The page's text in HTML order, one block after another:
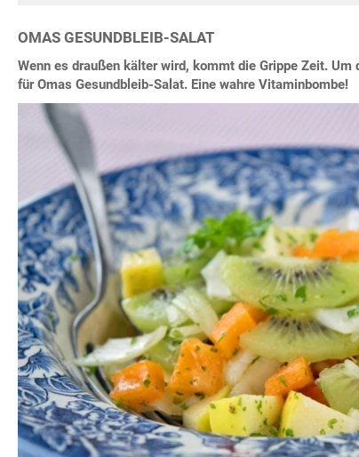
OMAS GESUNDBLEIB-SALAT
Wenn es draußen kälter wird, kommt die Grippe Zeit.
für Omas Gesundbleib-Salat. Eine wahre Vitaminbombe!